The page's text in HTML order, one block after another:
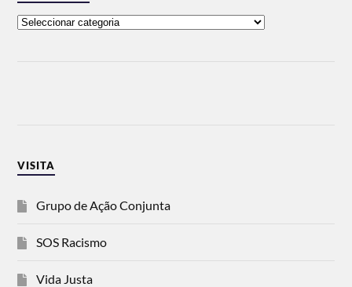
VISITA
Grupo de Ação Conjunta
SOS Racismo
Vida Justa